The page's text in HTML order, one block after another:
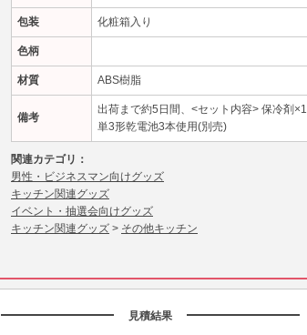
包装 化粧箱入り
色柄
材質 ABS樹脂
備考
出荷まで約5日間、<セット内容> 保冷剤×1
単3形乾電池3本使用(別売)
関連カテゴリ：
男性・ビジネスマン向けグッズ
キッチン関連グッズ
イベント・抽選会向けグッズ
キッチン関連グッズ > その他キッチン
見積結果